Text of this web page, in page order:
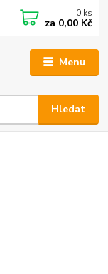
Menu
Hledat
0 ks
za 0,00 Kč